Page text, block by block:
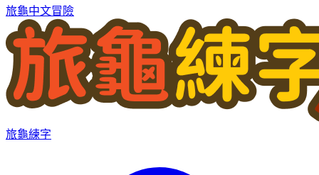
旅龜中文冒險
旅龜練字